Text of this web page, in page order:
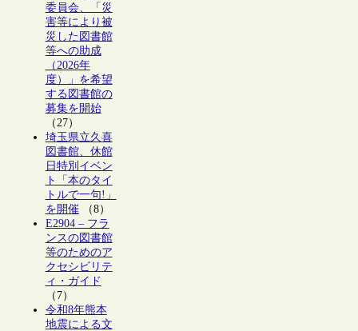
委員会、「災
害等により被
災した図書館
等への助成
（2026年
度）」を希望
する図書館の
募集を開始
（27）
埼玉県立久喜
図書館、休館
日特別イベン
ト「本のタイ
トルで一句!」
を開催（8）
E2904 – フラ
ンスの図書館
等のためのア
クセシビリテ
ィ・ガイド
（7）
令和8年熊本
地震による文